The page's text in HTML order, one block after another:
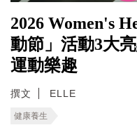
2026 Women's
動節」活動3大
運動樂趣
撰文 ELLE
健康養生